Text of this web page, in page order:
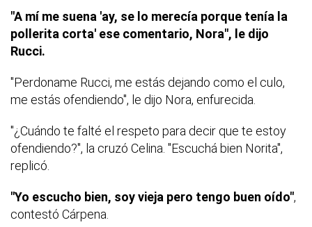
"A mí me suena 'ay, se lo merecía porque tenía la
pollerita corta' ese comentario, Nora", le dijo
Rucci.
"Perdoname Rucci, me estás dejando como el culo,
me estás ofendiendo", le dijo Nora, enfurecida.
"¿Cuándo te falté el respeto para decir que te estoy
ofendiendo?", la cruzó Celina. "Escuchá bien Norita",
replicó.
"Yo escucho bien, soy vieja pero tengo buen oído",
contestó Cárpena.